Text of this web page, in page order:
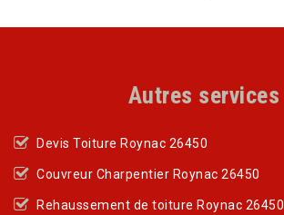
Autres services
Devis Toiture Roynac 26450
Couvreur Charpentier Roynac 26450
Rehaussement de toiture Roynac 26450